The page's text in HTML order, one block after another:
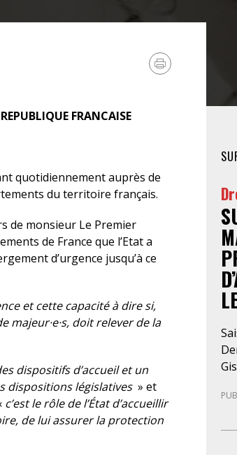
FRANCAISE
quotidiennement auprès de
du territoire français.
de monsieur Le Premier
de France que l’Etat a
d’urgence jusqu’à ce
et cette capacité à dire si,
majeur·e·s, doit relever de la
dispositifs d’accueil et un
dispositions législatives » et
c’est le rôle de l’État d’accueillir
de lui assurer la protection